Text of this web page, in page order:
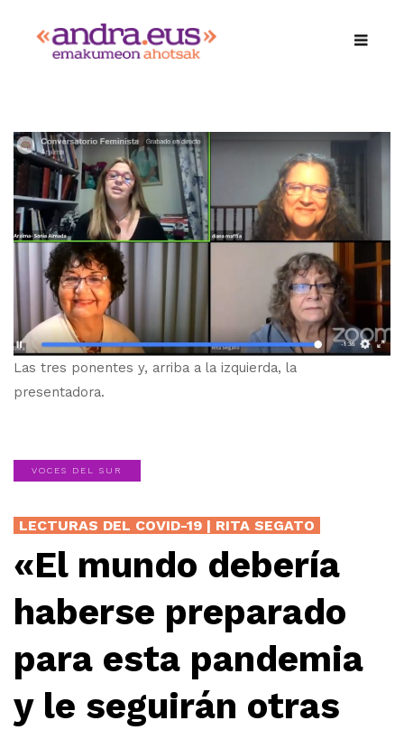
Las tres ponentes y, arriba a la izquierda, la
presentadora.
VOCES DEL SUR
LECTURAS DEL COVID-19 | RITA SEGATO
«El mundo debería
haberse preparado
para esta pandemia
y le seguirán otras